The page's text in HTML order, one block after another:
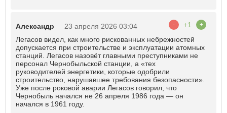
Александр 23 апреля 2026 03:04 - +1 +
Легасов видел, как много рискованных небрежностей
допускается при строительстве и эксплуатации атомных
станций. Легасов назовёт главными преступниками не
персонал Чернобыльской станции, а «тех
руководителей энергетики, которые одобрили
строительство, нарушавшее требования безопасности».
Уже после роковой аварии Легасов говорил, что
Чернобыль начался не 26 апреля 1986 года — он
начался в 1961 году.